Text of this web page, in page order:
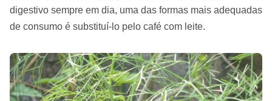
digestivo sempre em dia, uma das formas mais adequadas
de consumo é substituí-lo pelo café com leite.